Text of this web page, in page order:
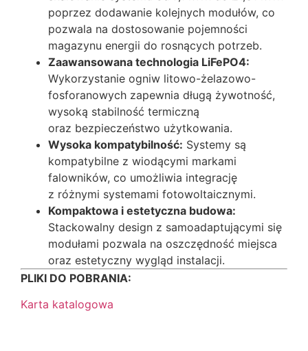
poprzez dodawanie kolejnych modułów, co
pozwala na dostosowanie pojemności
magazynu energii do rosnących potrzeb.
Zaawansowana technologia LiFePO4:
Wykorzystanie ogniw litowo-żelazowo-
fosforanowych zapewnia długą żywotność,
wysoką stabilność termiczną
oraz bezpieczeństwo użytkowania.
Wysoka kompatybilność: Systemy są
kompatybilne z wiodącymi markami
falowników, co umożliwia integrację
z różnymi systemami fotowoltaicznymi.
Kompaktowa i estetyczna budowa:
Stackowalny design z samoadaptującymi się
modułami pozwala na oszczędność miejsca
oraz estetyczny wygląd instalacji.
PLIKI DO POBRANIA:
Karta katalogowa